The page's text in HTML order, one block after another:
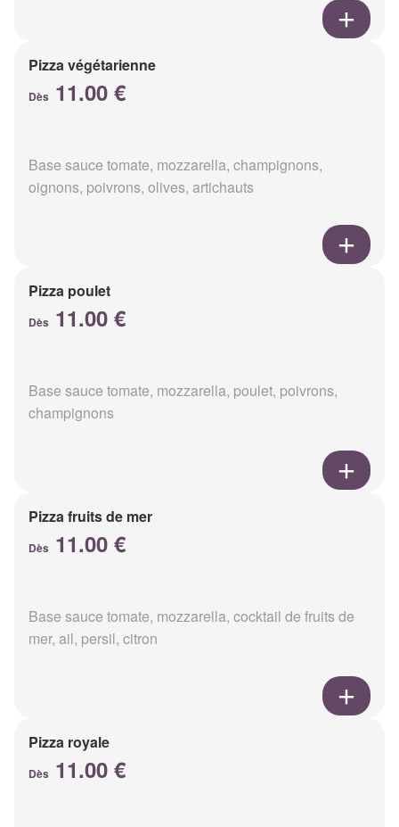
Pizza végétarienne
Dès 11.00 €
Base sauce tomate, mozzarella, champignons,
oignons, poivrons, olives, artichauts
Pizza poulet
Dès 11.00 €
Base sauce tomate, mozzarella, poulet, poivrons,
champignons
Pizza fruits de mer
Dès 11.00 €
Base sauce tomate, mozzarella, cocktail de fruits de
mer, ail, persil, citron
Pizza royale
Dès 11.00 €